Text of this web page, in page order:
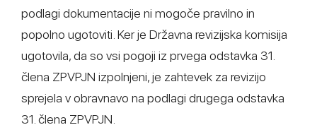
podlagi dokumentacije ni mogoče pravilno in
popolno ugotoviti. Ker je Državna revizijska komisija
ugotovila, da so vsi pogoji iz prvega odstavka 31.
člena ZPVPJN izpolnjeni, je zahtevek za revizijo
sprejela v obravnavo na podlagi drugega odstavka
31. člena ZPVPJN.